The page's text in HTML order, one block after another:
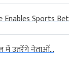
Enables Sports
में उतरेंगे नेताओं...